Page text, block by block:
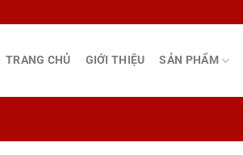
TRANG CHỦ GIỚI THIỆU SẢN PHẨM